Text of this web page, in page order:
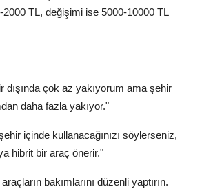
TL, değişimi ise 5000-10000 TL
dışında çok az yakıyorum ama şehir
daha fazla yakıyor."
içinde kullanacağınızı söylerseniz,
hibrit bir araç önerir."
bakımlarını düzenli yaptırın.